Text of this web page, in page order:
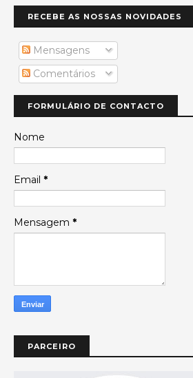
RECEBE AS NOSSAS NOVIDADES
Mensagens
Comentários
FORMULÁRIO DE CONTACTO
Nome
Email *
Mensagem *
PARCEIRO